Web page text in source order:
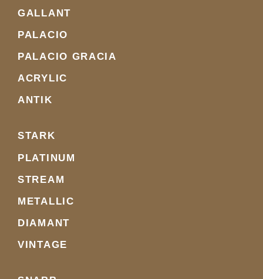
GALLANT
PALACIO
PALACIO GRACIA
ACRYLIC
ANTIK
STARK
PLATINUM
STREAM
METALLIC
DIAMANT
VINTAGE